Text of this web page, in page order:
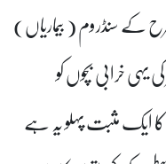
کے سنڈروم ( بیماریاں)
یہی خرابی بچوں کو
ایک مثبت پہلو یہ ہے